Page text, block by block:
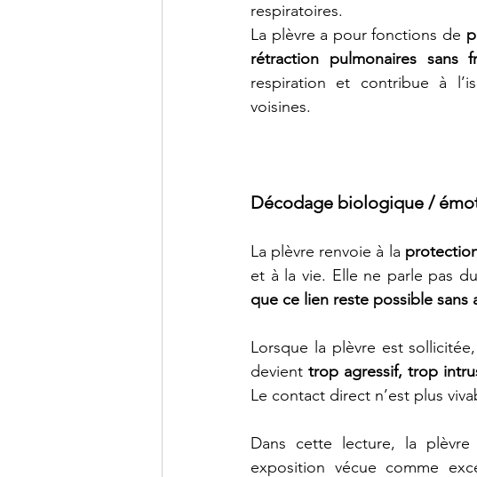
respiratoires.
La plèvre a pour fonctions de
rétraction pulmonaires sans
respiration et contribue à
voisines.
Décodage biologique /
La plèvre renvoie à la
et à la vie. Elle ne parle pas
que ce lien reste possible sans
Lorsque la plèvre est
devient trop agressif, trop
Le contact direct n’est plus
Dans cette lecture, la